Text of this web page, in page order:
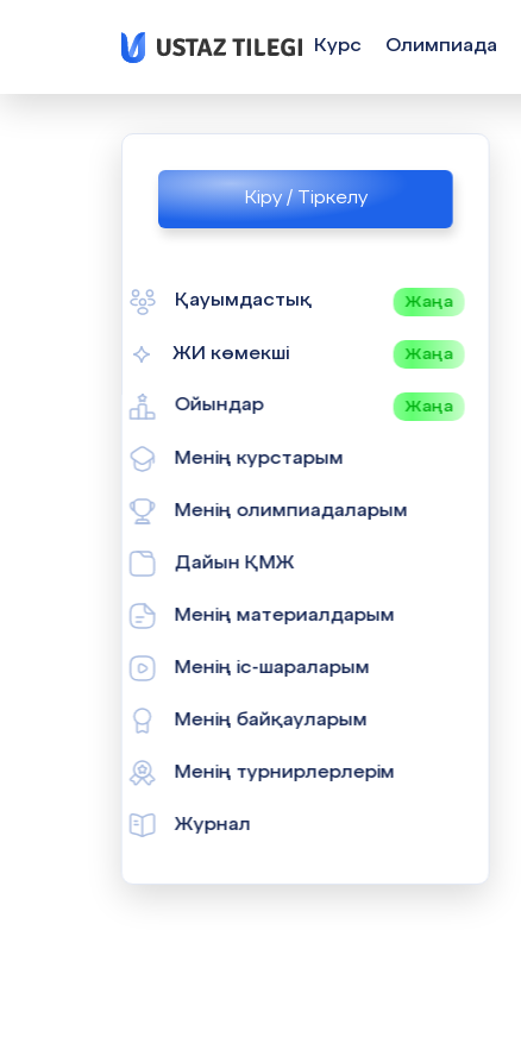
Кіру / Тіркелу
Қауымдастық Жаңа
ЖИ көмекші Жаңа
Ойындар Жаңа
Менің курстарым
Менің олимпиадаларым
Дайын ҚМЖ
Менің материалдарым
Менің іс-шараларым
Менің байқауларым
Менің турнирлерлерім
Журнал
Курс Олимпиада